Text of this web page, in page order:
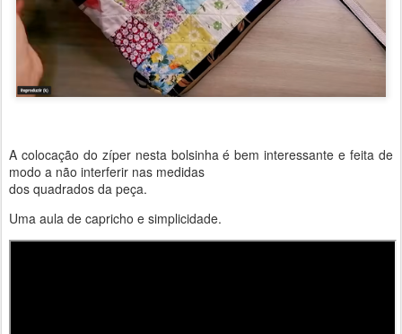
A colocação do zíper nesta bolsinha é bem interessante e feita de
modo a não interferir nas medidas
dos quadrados da peça.
Uma aula de capricho e simplicidade.